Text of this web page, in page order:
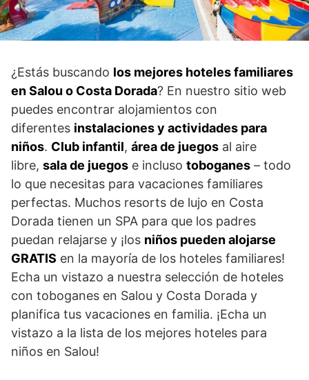
¿Estás buscando los mejores hoteles familiares
en Salou o Costa Dorada? En nuestro sitio web
puedes encontrar alojamientos con
diferentes instalaciones y actividades para
niños. Club infantil, área de juegos al aire
libre, sala de juegos e incluso toboganes – todo
lo que necesitas para vacaciones familiares
perfectas. Muchos resorts de lujo en Costa
Dorada tienen un SPA para que los padres
puedan relajarse y ¡los niños pueden alojarse
GRATIS en la mayoría de los hoteles familiares!
Echa un vistazo a nuestra selección de hoteles
con toboganes en Salou y Costa Dorada y
planifica tus vacaciones en familia. ¡Echa un
vistazo a la lista de los mejores hoteles para
niños en Salou!